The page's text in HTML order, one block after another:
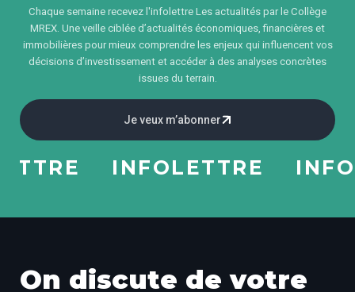
Chaque semaine recevez l'infolettre Les actualités par le Collège
MREX. Une veille ciblée d’actualités économiques, financières et
immobilières pour mieux comprendre les enjeux qui influencent vos
décisions d’investissement et accéder à des analyses concrètes
issues du terrain.
Je veux m’abonner
INFOLETTRE
On discute de votre